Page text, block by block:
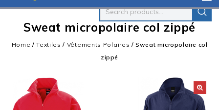
Sweat micropolaire col zippé
Home /Textiles / Vêtements Polaires /Sweat micropolaire col
zippé